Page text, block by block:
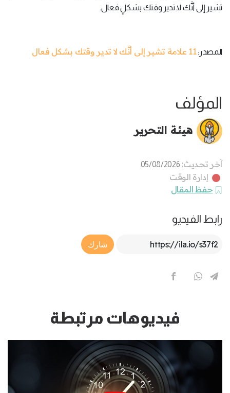
تشير إلى أنَّك لا تدير وقتك بشكلٍ فعال.
المصدر:11 علامة تشير إلى أنَّك لا تدير وقتك بشكل فعال
المؤلف
هيئة التحرير
آخر تحديث: 05/08/2026
إدارة الوقت
حفظ المقال
رابط الفيديو
Article Link
شارك
فيديوهات مرتبطة